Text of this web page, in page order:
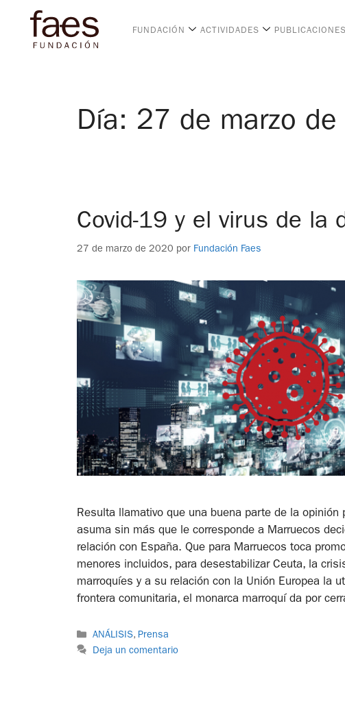
FUNDACIÓN ACTIVIDADES PUBLICACIONES
Día: 27 de marzo
Covid-19 y el virus de la
27 de marzo de 2020 por Fundación Faes
Resulta llamativo que una buena parte de la opinión
asuma sin más que le corresponde a Marruecos
relación con España. Que para Marruecos toca
menores incluidos, para desestabilizar Ceuta, la
marroquíes y a su relación con la Unión Europea la
frontera comunitaria, el monarca marroquí da por
ANÁLISIS, Prensa
Deja un comentario